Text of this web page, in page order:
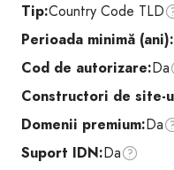
Tip:Country Code TLD
Perioada minimă (ani):
Cod de autorizare:Da
Constructori de site-
Domenii premium:Da
Suport IDN:Da